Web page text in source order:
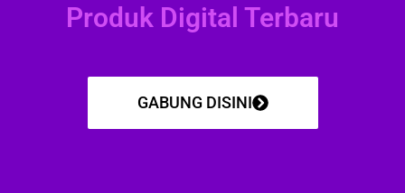
Produk Digital Terbaru
GABUNG DISINI